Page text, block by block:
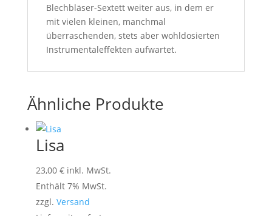
Blechbläser-Sextett weiter aus, in dem er
mit vielen kleinen, manchmal
überraschenden, stets aber wohldosierten
Instrumentaleffekten aufwartet.
Ähnliche Produkte
Lisa
23,00 € inkl. MwSt.
Enthält 7% MwSt.
zzgl. Versand